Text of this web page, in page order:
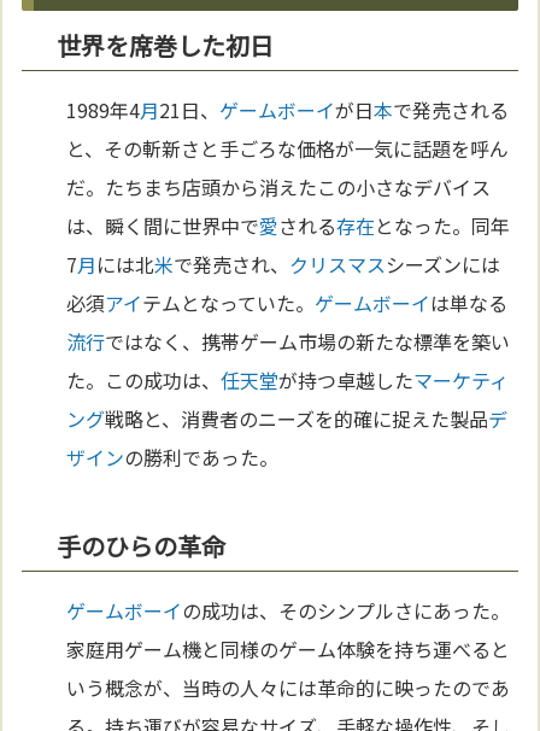
世界を席巻した初日
1989年4月21日、 ゲームボーイが日本で発売される
と、その斬新さと手ごろな価格が一気に話題を呼ん
だ。たちまち店頭から消えたこの小さなデバイス
は、瞬く間に世界中で愛される存在となった。同年
7月には北米で発売され、 クリスマスシーズンには
必須アイテムとなっていた。 ゲームボーイは単なる
流行ではなく、携帯ゲーム市場の新たな標準を築い
た。この成功は、任天堂が持つ卓越したマーケティ
ング戦略と、消費者のニーズを的確に捉えた製品デ
ザインの勝利であった。
手のひらの革命
ゲームボーイの成功は、そのシンプルさにあった。
家庭用ゲーム機と同様のゲーム体験を持ち運べると
いう概念が、当時の人々には革命的に映ったのであ